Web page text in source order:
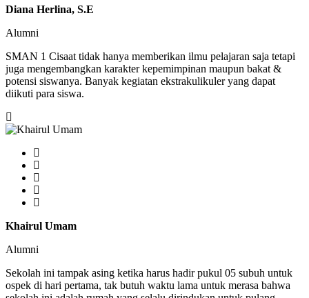
Diana Herlina, S.E
Alumni
SMAN 1 Cisaat tidak hanya memberikan ilmu pelajaran saja tetapi
juga mengembangkan karakter kepemimpinan maupun bakat &
potensi siswanya. Banyak kegiatan ekstrakulikuler yang dapat
diikuti para siswa.
Khairul Umam
Alumni
Sekolah ini tampak asing ketika harus hadir pukul 05 subuh untuk
ospek di hari pertama, tak butuh waktu lama untuk merasa bahwa